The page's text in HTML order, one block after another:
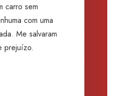
carro sem
com uma
Me salvaram
prejuízo.